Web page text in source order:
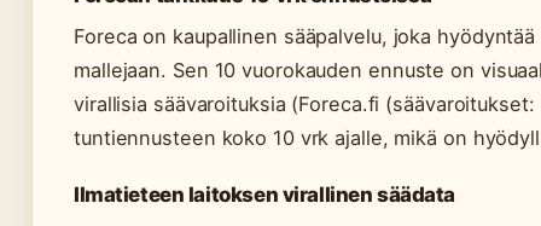
Foreca on kaupallinen sääpalvelu, joka
mallejaan. Sen 10 vuorokauden ennuste on
virallisia säävaroituksia (Foreca.fi (säävaroitukset:
tuntiennusteen koko 10 vrk ajalle, mikä on
Ilmatieteen laitoksen virallinen säädata